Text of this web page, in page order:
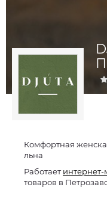
Комфортная
льна
Работаетинтернет-
товаров в